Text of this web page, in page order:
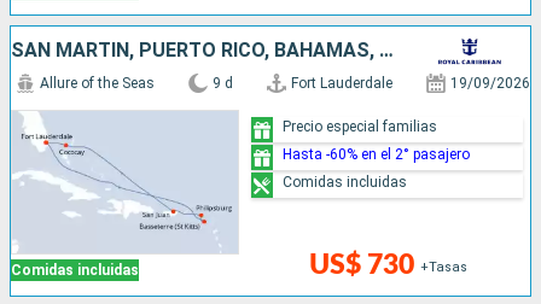
SAN MARTÍN, PUERTO RICO, BAHAMAS, ESTADOS UNIDOS
Comidas incluidas
Allure of the Seas 9 d Fort Lauderdale 19/09/2026
US$ 730 +Tasas
Precio especial familias
Hasta -60% en el 2° pasajero
Comidas incluidas